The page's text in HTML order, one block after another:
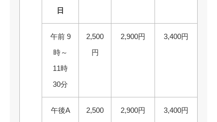
日
午前 9
時～
11時
30分
2,500
円
2,900円 3,400円
午後A
2,500
2,900円 3,400円